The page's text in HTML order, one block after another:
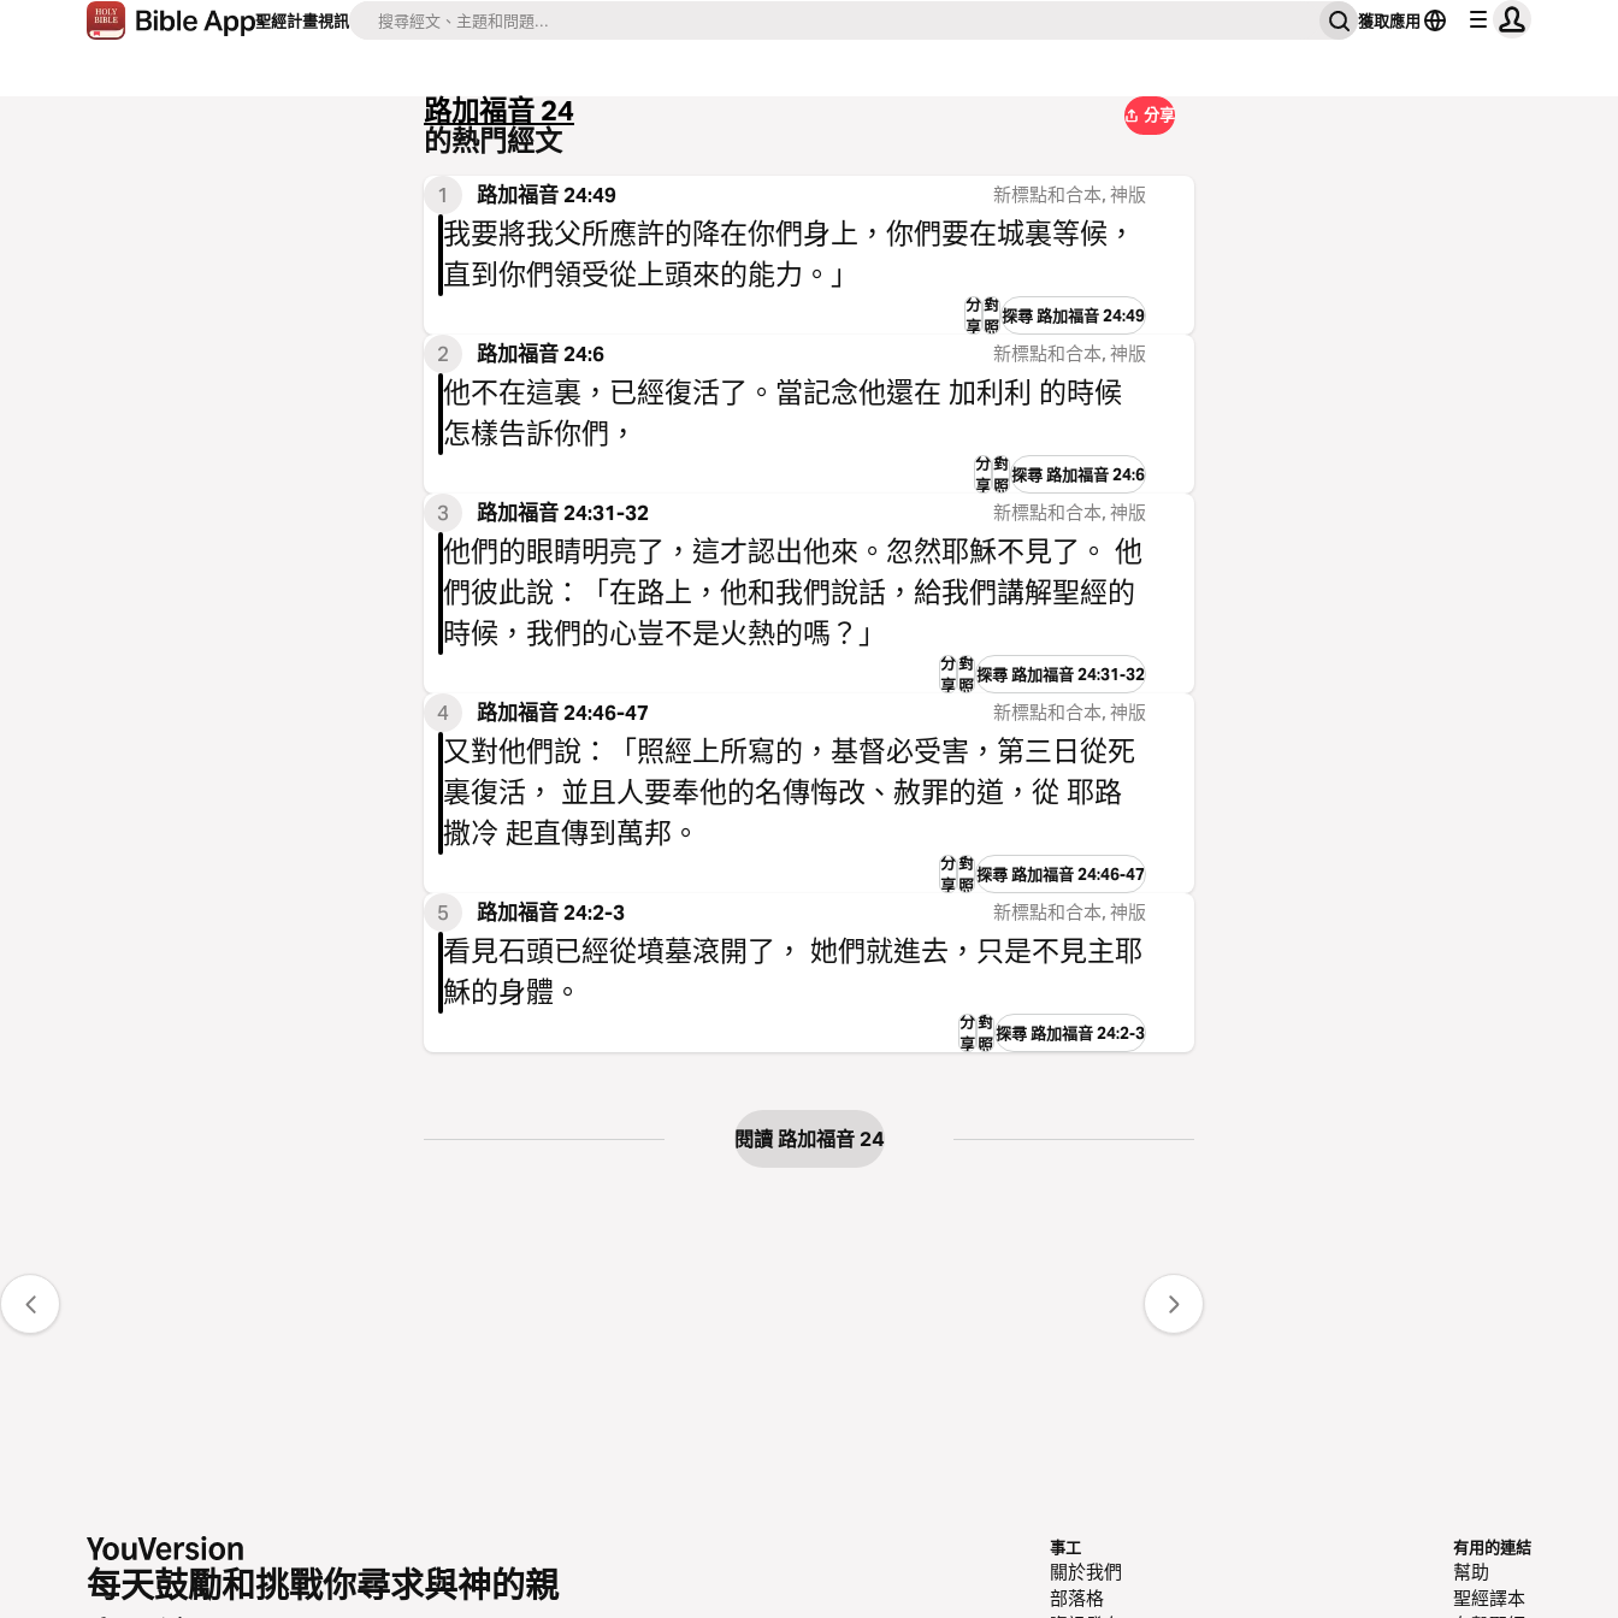
聖經計畫視訊 獲取應用
路加福音 24
的熱門經文
分享
1 路加福音 24:49 新標點和合本, 神版
我要將我父所應許的降在你們身上，你們要在城裏等候，
直到你們領受從上頭來的能力。」
分
享
對
照
探尋 路加福音 24:49
2 路加福音 24:6 新標點和合本, 神版
他不在這裏，已經復活了。當記念他還在 加利利 的時候
怎樣告訴你們，
分
享
對
照
探尋 路加福音 24:6
3 路加福音 24:31-32 新標點和合本, 神版
他們的眼睛明亮了，這才認出他來。忽然耶穌不見了。 他
們彼此說：「在路上，他和我們說話，給我們講解聖經的
時候，我們的心豈不是火熱的嗎？」
分
享
對
照
探尋 路加福音 24:31-32
4 路加福音 24:46-47 新標點和合本, 神版
又對他們說：「照經上所寫的，基督必受害，第三日從死
裏復活， 並且人要奉他的名傳悔改、赦罪的道，從 耶路
撒冷 起直傳到萬邦。
分
享
對
照
探尋 路加福音 24:46-47
5 路加福音 24:2-3 新標點和合本, 神版
看見石頭已經從墳墓滾開了， 她們就進去，只是不見主耶
穌的身體。
分
享
對
照
探尋 路加福音 24:2-3
閱讀 路加福音 24
每天鼓勵和挑戰你尋求與神的親
事工
關於我們
部落格
有用的連結
幫助
聖經譯本